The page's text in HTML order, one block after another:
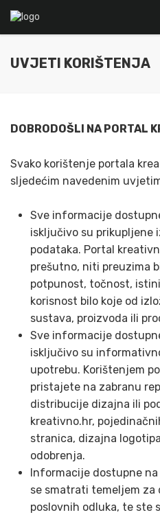
UVJETI KORIŠTENJA
DOBRODOŠLI NA PORTAL
Svako korištenje portala
sljedećim navedenim
Sve informacije
isključivo su prikupljene
podataka. Portal
prešutno, niti preuzima
potpunost, točnost,
korisnost bilo koje od
sustava, proizvoda ili
Sve informacije
isključivo su
upotrebu. Korištenjem
pristajete na zabranu
distribucije dizajna ili
kreativno.hr,
stranica, dizajna
odobrenja.
Informacije dostupne
se smatrati temeljem za
poslovnih odluka, te ste